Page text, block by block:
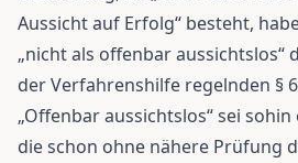
Aussicht auf Erfolg“ besteht,
„nicht als offenbar aussichtslos“
der Verfahrenshilfe regelnden §
„Offenbar aussichtslos“ sei
die schon ohne nähere Prüfung